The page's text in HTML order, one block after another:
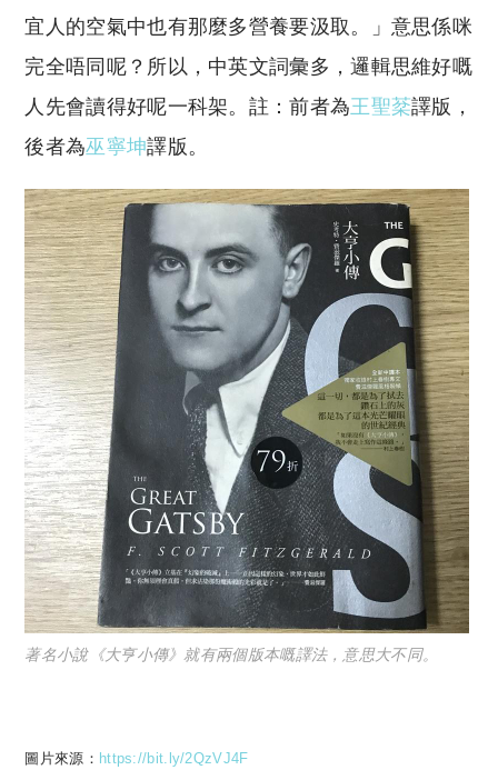
宜人的空氣中也有那麼多營養要汲取。」意思係咪
完全唔同呢？所以，中英文詞彙多，邏輯思維好嘅
人先會讀得好呢一科架。註：前者為王聖棻譯版，
後者為巫寧坤譯版。
著名小說《大亨小傳》就有兩個版本嘅譯法，意思大不同。
圖片來源： https://bit.ly/2QzVJ4F